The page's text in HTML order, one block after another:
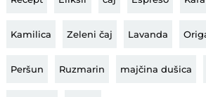
Kamilica Zeleni čaj Lavanda
Peršun Ruzmarin majčina dušica